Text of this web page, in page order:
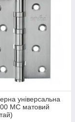
універсальна
MC матовий